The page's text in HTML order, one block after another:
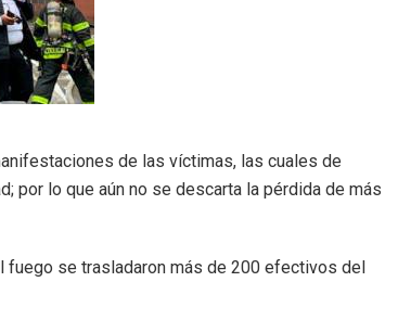
de las víctimas, las cuales de
por lo que aún no se descarta la pérdida de más
fuego se trasladaron más de 200 efectivos del